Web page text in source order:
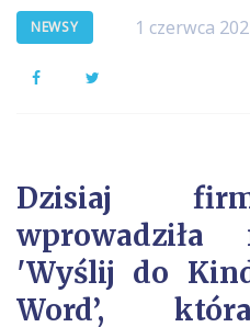
NEWSY 1 czerwca
Facebook
Dzisiaj
'Wyślij do
Word’,